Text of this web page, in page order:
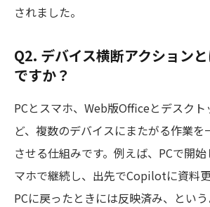
されました。
Q2. デバイス横断アクション
ですか？
PCとスマホ、Web版Officeとデスク
ど、複数のデバイスにまたがる作業を
させる仕組みです。例えば、PCで開
マホで継続し、出先でCopilotに資料更
PCに戻ったときには反映済み、とい